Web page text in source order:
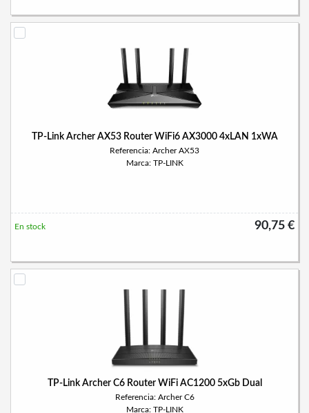
TP-Link Archer AX53 Router WiFi6 AX3000 4xLAN 1xWA
Referencia: Archer AX53
Marca: TP-LINK
90,75 €
En stock
TP-Link Archer C6 Router WiFi AC1200 5xGb Dual
Referencia: Archer C6
Marca: TP-LINK